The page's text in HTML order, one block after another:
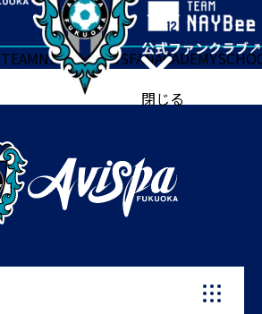
閉じる
TEAMNEWSGOODSFANACADEMY